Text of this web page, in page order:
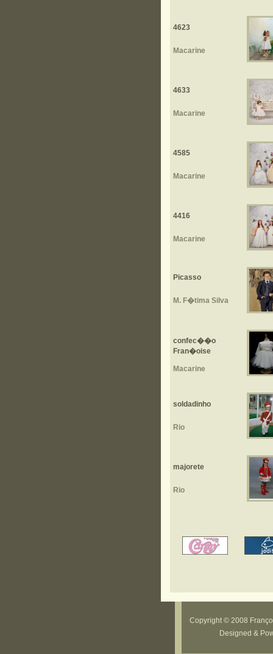
4623
Macarine
4633
Macarine
4585
Macarine
4416
Macarine
Picasso
M. F�tima Silva
confec��o
Fran�oise
Macarine
soldadinho
Rio
majorete
Rio
Copyright © 2008
Designed &